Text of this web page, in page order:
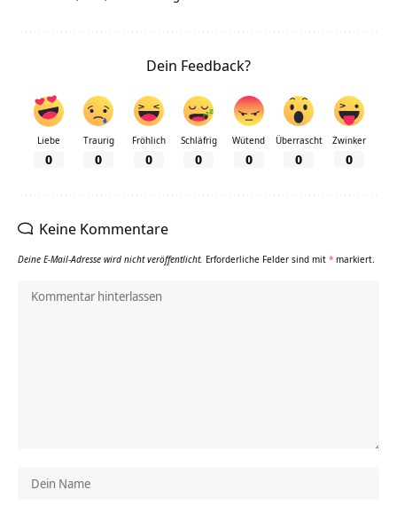
Dein Feedback?
Liebe
0
Traurig
0
Fröhlich
0
Schläfrig
0
Wütend
0
Überrascht
0
Zwinker
0
Keine Kommentare
Deine E-Mail-Adresse wird nicht veröffentlicht. Erforderliche Felder sind mit * markiert.